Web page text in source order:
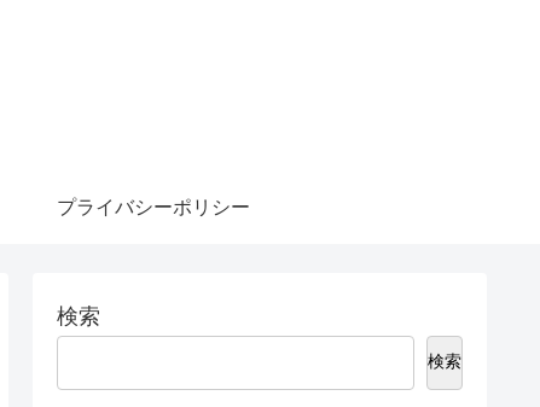
プライバシーポリシー
検索
検索